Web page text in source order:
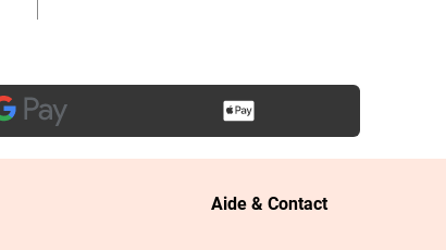
Aide & Contact